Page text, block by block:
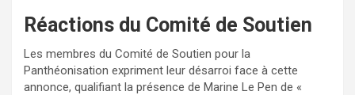
Réactions du Comité de Soutien
Les membres du Comité de Soutien pour la
Panthéonisation expriment leur désarroi face à cette
annonce, qualifiant la présence de Marine Le Pen de «